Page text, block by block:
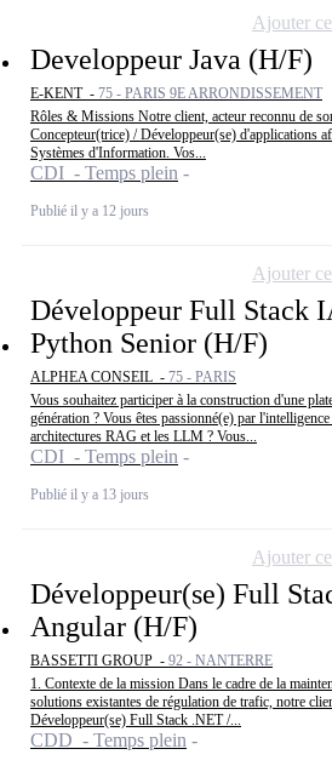
Developpeur Java (H/F)
E-KENT - 75 - PARIS 9E ARRONDISSEMENT
Rôles & Missions Notre client, acteur reconnu de
Concepteur(trice) / Développeur(se) d'applications
Systèmes d'Information. Vos...
CDI - Temps plein
Publié il y a 12 jours
Ajouter
Développeur Full Stack
Python Senior (H/F)
ALPHEA CONSEIL - 75 - PARIS
Vous souhaitez participer à la construction d'une
génération ? Vous êtes passionné(e) par
architectures RAG et les LLM ? Vous...
CDI - Temps plein
Publié il y a 13 jours
Ajouter
Développeur(se) Full
Angular (H/F)
BASSETTI GROUP - 92 - NANTERRE
1. Contexte de la mission Dans le cadre de la
solutions existantes de régulation de trafic, notre
Développeur(se) Full Stack .NET /...
CDD - Temps plein
Ajouter